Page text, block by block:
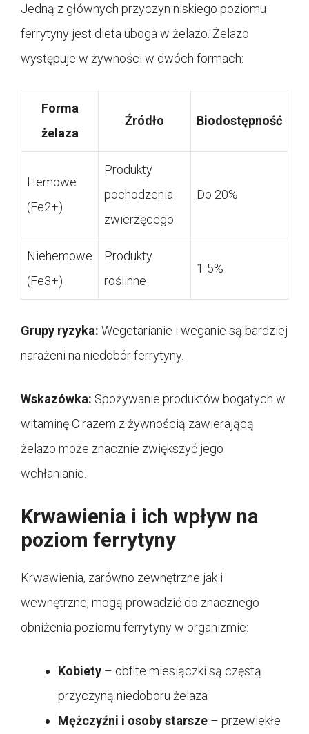
Jedną z głównych przyczyn niskiego poziomu
ferrytyny jest dieta uboga w żelazo. Żelazo
występuje w żywności w dwóch formach:
Forma
żelaza
Źródło Biodostępność
Hemowe
(Fe2+)
Produkty
pochodzenia
zwierzęcego
Do 20%
Niehemowe
(Fe3+)
Produkty
roślinne
1-5%
Grupy ryzyka: Wegetarianie i weganie są bardziej
narażeni na niedobór ferrytyny.
Wskazówka: Spożywanie produktów bogatych w
witaminę C razem z żywnością zawierającą
żelazo może znacznie zwiększyć jego
wchłanianie.
Krwawienia i ich wpływ na
poziom ferrytyny
Krwawienia, zarówno zewnętrzne jak i
wewnętrzne, mogą prowadzić do znacznego
obniżenia poziomu ferrytyny w organizmie:
Kobiety – obfite miesiączki są częstą
przyczyną niedoboru żelaza
Mężczyźni i osoby starsze – przewlekłe